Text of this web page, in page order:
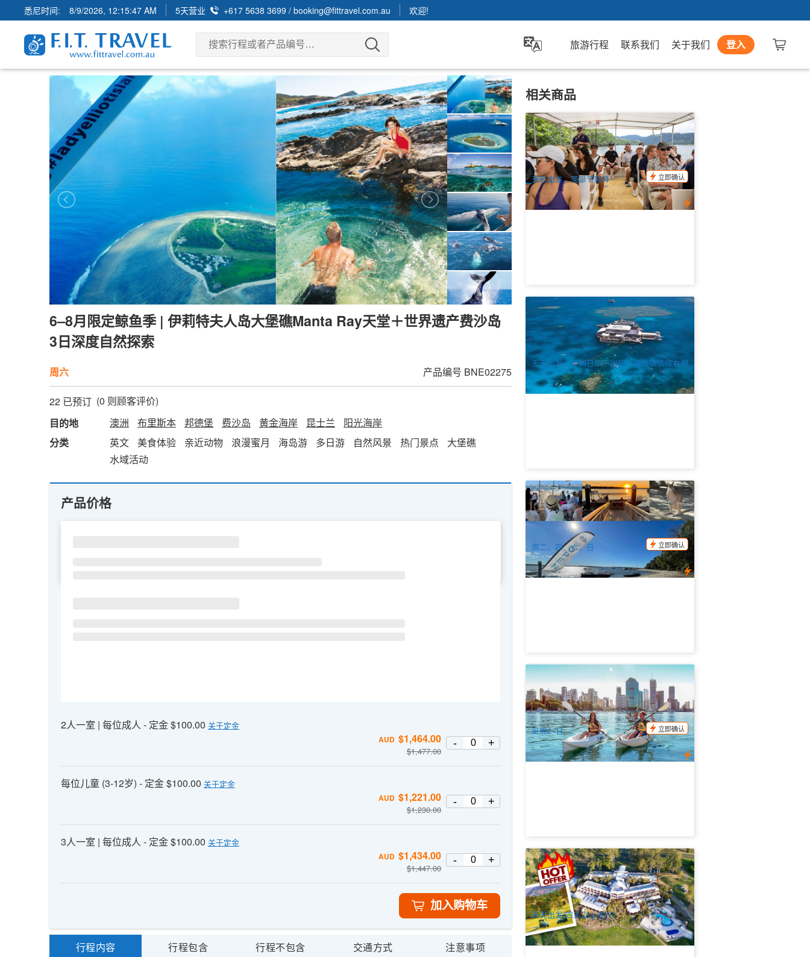
悉尼时间: 8/9/2026, 12:15:49 AM 5天营业 +617 5638 3699 /booking@fittravel.com.au 欢迎!
旅游行程 联系我们 关于我们 登入
6–8月限定鲸鱼季 | 伊莉特夫人岛大堡礁Manta Ray天堂＋世界遗产费沙岛
3日深度自然探索
周六 产品编号 BNE02275
22 已预订 (0 则顾客评价)
目的地
澳洲 布里斯本 邦德堡 费沙岛 黄金海岸 昆士兰
阳光海岸
分类
英文 美食体验 亲近动物 浪漫蜜月 海岛游 多日游 自然风景 热门景点
大堡礁
水域活动
产品价格
2人一室 | 每位成人 - 定金 $100.00 关于定金
AUD $1,464.00
$1,477.00
- +
每位儿童 (3-12岁) - 定金 $100.00 关于定金
AUD $1,221.00
$1,230.00
- +
3人一室 | 每位成人 - 定金 $100.00 关于定金
AUD $1,434.00
$1,447.00
- +
加入购物车
行程内容 行程包含 行程不包含 交通方式 注意事项
相关商品
丹树雨林深度一日游(苦难角+莫斯曼峡谷
+鳄鱼游船+土著生火) 英文
1.5k 已预订
AUD $228.00 $239.00
CNS03170
天天出发，圣诞节除外
立即确认
银梭号 | 豪华大堡礁+库兰达雨林游海陆探
险套餐 (出海天含凯恩斯接送)
951 已预订
AUD $487.00 $532.00
CNS03555
天天出发，个别日期不出团，具体请选择右侧
出行日期
无人岛Cafe | 南岛(South Stradbroke
Island) 5小时巡航 | 从冲浪者天堂出发
141 已预订
210.00 $
OOL01159
周二、四、六、日
立即确认
布里斯本河岸：独木舟租借 1.5小时/2小
时/3小时 (Riverlife Adventure Brisbane)
1.4k 已预订
AUD $51.00
BNE02111
每周2~日
立即确认
一泊4食 | 考拉奔山庄农场+篝火+高尔夫车
3天2晚 (The Kooralbyn Valley Resort
3Days 2Night)
253 已预订
AUD $385.00 $398.00
BNE02101
天天出发(四人以上成行)